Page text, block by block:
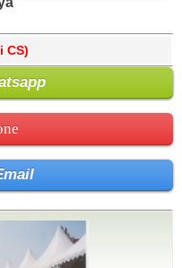
CS)